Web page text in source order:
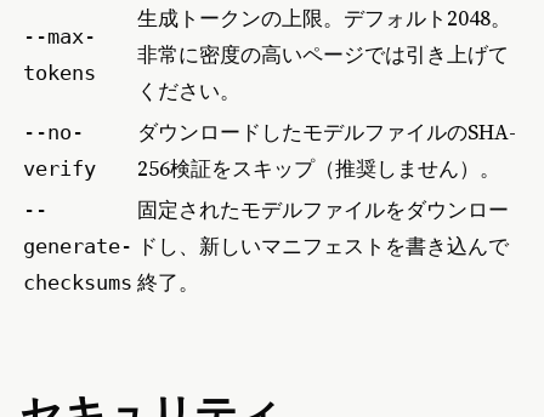
--max-
tokens
生成トークンの上限。デフォルト2048。
非常に密度の高いページでは引き上げて
ください。
--no-
verify
ダウンロードしたモデルファイルのSHA-
256検証をスキップ（推奨しません）。
--
generate-
checksums
固定されたモデルファイルをダウンロー
ドし、新しいマニフェストを書き込んで
終了。